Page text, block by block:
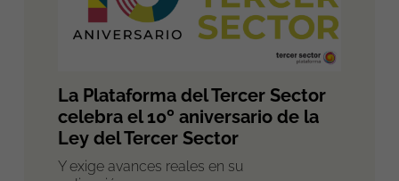
La Plataforma del Tercer Sector
celebra el 10º aniversario de la
Ley del Tercer Sector
Y exige avances reales en su